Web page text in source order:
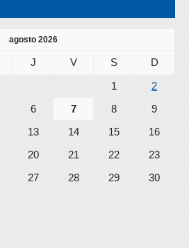
agosto 2026
J V S D
1
2
6 7 8
9
13 14 15
16
20 21 22
23
27 28 29
30